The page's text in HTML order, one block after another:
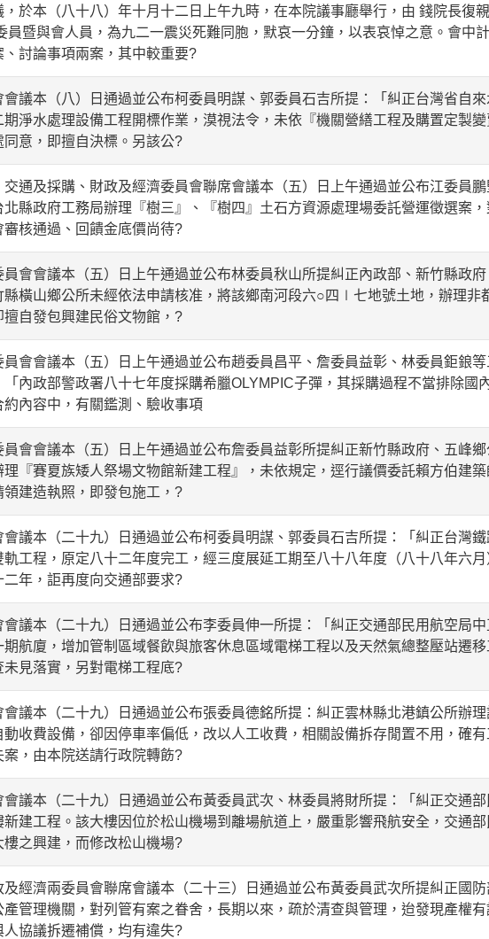
本（八十八）年十月十二日上午九時，在本院議事廳舉行，由 錢院長復
員暨與會人員，為九二一震災死難同胞，默哀一分鐘，以表哀悼之意。會中
討論事項兩案，其中較重要?
本（八）日通過並公布柯委員明謀、郭委員石吉所提：「糾正台灣省自來
淨水處理設備工程開標作業，漠視法令，未依『機關營繕工程及購置定製
意，即擅自決標。另該公?
及採購、財政及經濟委員會聯席會議本（五）日上午通過並公布江委員鵬
縣政府工務局辦理『樹三』、『樹四』土石方資源處理場委託營運徵選案
核通過、回饋金底價尚待?
會議本（五）日上午通過並公布林委員秋山所提糾正內政部、新竹縣政府
橫山鄉公所未經依法申請核准，將該鄉南河段六○四∣七地號土地，辦理非
自發包興建民俗文物館，?
會議本（五）日上午通過並公布趙委員昌平、詹委員益彰、林委員鉅鋃等
內政部警政署八十七年度採購希臘OLYMPIC子彈，其採購過程不當排除國
內容中，有關鑑測、驗收事項
會議本（五）日上午通過並公布詹委員益彰所提糾正新竹縣政府、五峰鄉
『賽夏族矮人祭場文物館新建工程』，未依規定，逕行議價委託賴方伯建
建造執照，即發包施工，?
本（二十九）日通過並公布柯委員明謀、郭委員石吉所提：「糾正台灣鐵
工程，原定八十二年度完工，經三度展延工期至八十八年度（八十八年六
年，詎再度向交通部要求?
本（二十九）日通過並公布李委員伸一所提：「糾正交通部民用航空局中
航廈，增加管制區域餐飲與旅客休息區域電梯工程以及天然氣總整壓站遷
見落實，另對電梯工程底?
本（二十九）日通過並公布張委員德銘所提：糾正雲林縣北港鎮公所辦理
收費設備，卻因停車率偏低，改以人工收費，相關設備拆存閒置不用，確有
，由本院送請行政院轉飭?
本（二十九）日通過並公布黃委員武次、林委員將財所提：「糾正交通部
建工程。該大樓因位於松山機場到離場航道上，嚴重影響飛航安全，交通
之興建，而修改松山機場?
濟兩委員會聯席會議本（二十三）日通過並公布黃委員武次所提糾正國防
管理機關，對列管有案之眷舍，長期以來，疏於清查與管理，迨發現產權
協議拆遷補償，均有違失?